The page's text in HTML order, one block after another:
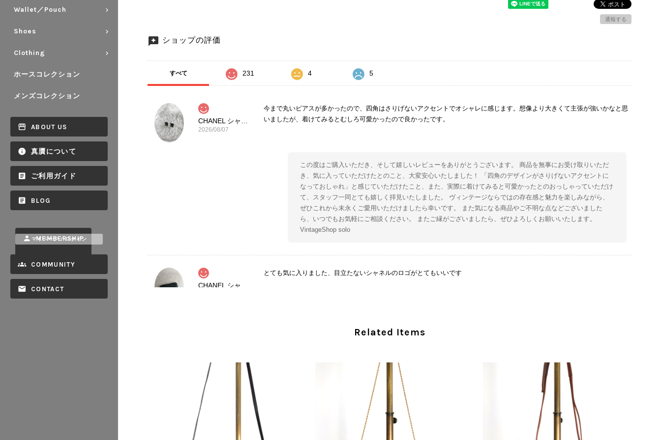
Wallet／Pouch
Shoes
Clothing
ホースコレクション
メンズコレクション
ABOUT US
真贋について
ご利用ガイド
BLOG
MEMBERSHIP
マイページ / ログイン
COMMUNITY
CONTACT
通報する
ショップの評価
すべて 231 4 5
2026/08/07
今まで丸いピアスが多かったので、四角はさりげないアクセントでオシャレに感じます。想像より大きくて主張が強いかなと思
いましたが、着けてみるとむしろ可愛かったので良かったです。
この度はご購入いただき、そして嬉しいレビューをありがとうございます。 商品を無事にお受け取りいただ
き、気に入っていただけたとのこと、大変安心いたしました！ 「四角のデザインがさりげないアクセントに
なっておしゃれ」と感じていただけたこと、また、実際に着けてみると可愛かったとのおっしゃっていただけ
て、スタッフ一同とても嬉しく拝見いたしました。 ヴィンテージならではの存在感と魅力を楽しみながら、
ぜひこれから末永くご愛用いただけましたら幸いです。 また気になる商品やご不明な点などございました
ら、いつでもお気軽にご相談ください。 またご縁がございましたら、ぜひよろしくお願いいたします。
VintageShop solo
とても気に入りました、目立たないシャネルのロゴがとてもいいです
この度はご購入いただき、そして素敵なレビューをありがとうございます。 商品を無事にお受け取りいただ
ましたら幸いです。 また気になる商品やご不明な点などございましたら、いつでもお気軽にご相談くださ
い。 またご縁がございましたら、ぜひよろしくお願いいたします。 VintageShop solo
Related Items